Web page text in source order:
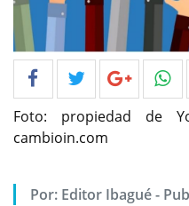
Foto: propiedad de
cambioin.com
Por: Editor Ibagué -